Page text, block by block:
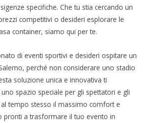
specifiche. Che tu stia cercando un
competitivi o desideri esplorare le
container, siamo qui per te.
di eventi sportivi e desideri ospitare un
perché non considerare uno stadio
soluzione unica e innovativa ti
spazio speciale per gli spettatori e gli
tempo stesso il massimo comfort e
pronti a trasformare il tuo evento in